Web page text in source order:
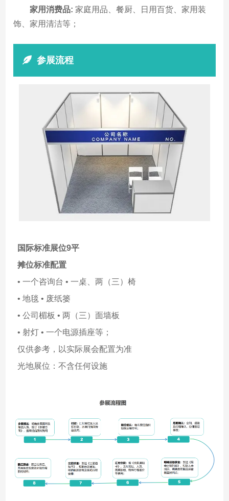
家用消费品: 家庭用品、餐厨、日用百货、家用装
饰、家用清洁等；
参展流程
国际标准展位9平
摊位标准配置
• 一个咨询台 • 一桌、两（三）椅
• 地毯 • 废纸篓
• 公司楣板 • 两（三）面墙板
• 射灯 • 一个电源插座等；
仅供参考，以实际展会配置为准
光地展位：不含任何设施